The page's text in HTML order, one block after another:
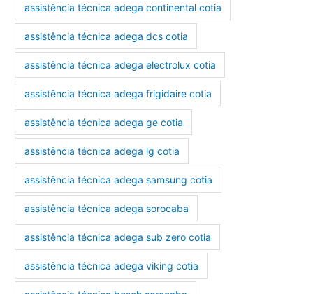
assistência técnica adega continental cotia
assistência técnica adega dcs cotia
assistência técnica adega electrolux cotia
assistência técnica adega frigidaire cotia
assistência técnica adega ge cotia
assistência técnica adega lg cotia
assistência técnica adega samsung cotia
assistência técnica adega sorocaba
assistência técnica adega sub zero cotia
assistência técnica adega viking cotia